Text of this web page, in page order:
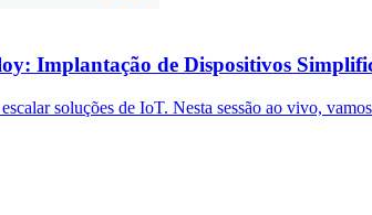
Implantação de Dispositivos
soluções de IoT. Nesta sessão ao vivo,